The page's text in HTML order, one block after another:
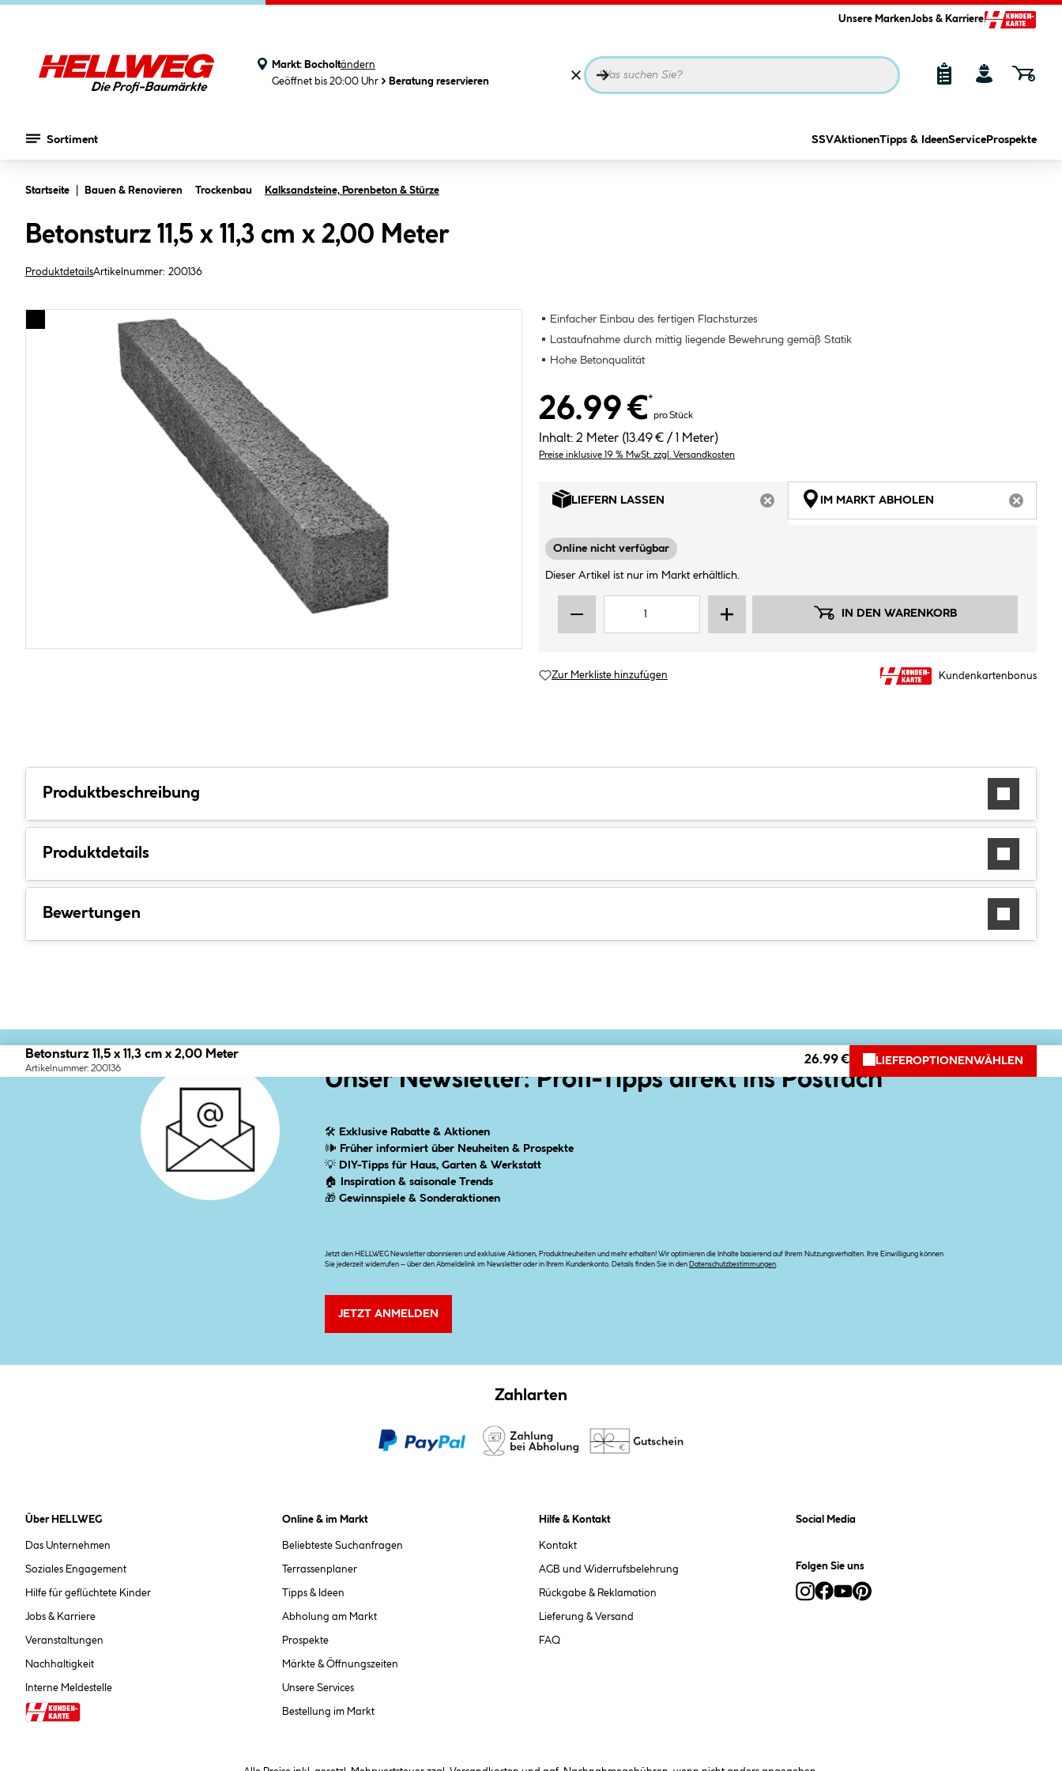
Unsere MarkenJobs & Karriere
Markt: Bocholtändern
Geöffnet bis 20:00 Uhr
Beratung reservieren
Sortiment SSVAktionenTipps & IdeenService Prospekte
Startseite Bauen & Renovieren Trockenbau Kalksandsteine, Porenbeton & Stürze
Betonsturz 11,5 x 11,3 cm x 2,00 Meter
ProduktdetailsArtikelnummer: 200136
Einfacher Einbau des fertigen Flachsturzes
Lastaufnahme durch mittig liegende Bewehrung gemäß Statik
Hohe Betonqualität
26.99 €*
pro Stück
Inhalt: 2 Meter (13.49 € / 1 Meter)
Preise inklusive 19 % MwSt. zzgl. Versandkosten
LIEFERN LASSEN
ARTIKEL NICHT VERFÜGBAR
IM MARKT ABHOLEN
Online nicht verfügbar
Dieser Artikel ist nur im Markt erhältlich.
IN DEN WARENKORB
Zur Merkliste hinzufügen Kundenkartenbonus
Produktbeschreibung
Produktdetails
Bewertungen
Betonsturz 11,5 x 11,3 cm x 2,00 Meter
Artikelnummer: 200136
26.99 € LIEFEROPTIONEN WÄHLEN
Unser Newsletter: Profi-Tipps direkt ins Postfach
🛠 Exklusive Rabatte & Aktionen
🕪 Früher informiert über Neuheiten & Prospekte
💡 DIY-Tipps für Haus, Garten & Werkstatt
🏠
Inspiration & saisonale Trends
🎁Gewinnspiele & Sonderaktionen
Jetzt den HELLWEG Newsletter abonnieren und exklusive Aktionen, Produktneuheiten und mehr erhalten! Wir optimieren die Inhalte basierend auf Ihrem Nutzungsverhalten. Ihre Einwilligung können
Sie jederzeit widerrufen – über den Abmeldelink im Newsletter oder in Ihrem Kundenkonto. Details finden Sie in den
Datenschutzbestimmungen
JETZT ANMELDEN
Zahlarten
Über HELLWEG
Das Unternehmen
Soziales Engagement
Hilfe für geflüchtete Kinder
Jobs & Karriere
Veranstaltungen
Nachhaltigkeit
Interne Meldestelle
Online & im Markt
Beliebteste Suchanfragen
Terrassenplaner
Tipps & Ideen
Abholung am Markt
Prospekte
Märkte & Öffnungszeiten
Unsere Services
Bestellung im Markt
Hilfe & Kontakt
Kontakt
AGB und Widerrufsbelehrung
Rückgabe & Reklamation
Lieferung & Versand
FAQ
Social Media
Folgen Sie uns